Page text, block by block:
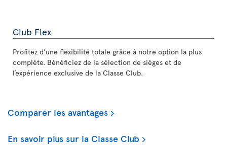
Club Flex
Profitez d’une flexibilité totale grâce à notre option la plus
complète. Bénéficiez de la sélection de sièges et de
l’expérience exclusive de la Classe Club.
Comparer les avantages
En savoir plus sur la Classe Club